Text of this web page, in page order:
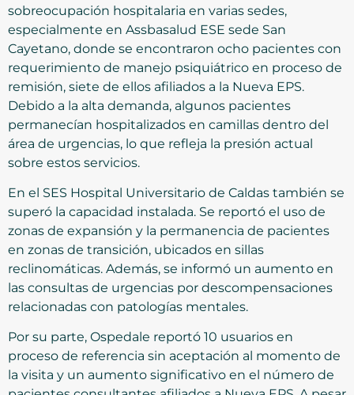
sobreocupación hospitalaria en varias sedes,
especialmente en Assbasalud ESE sede San
Cayetano, donde se encontraron ocho pacientes con
requerimiento de manejo psiquiátrico en proceso de
remisión, siete de ellos afiliados a la Nueva EPS.
Debido a la alta demanda, algunos pacientes
permanecían hospitalizados en camillas dentro del
área de urgencias, lo que refleja la presión actual
sobre estos servicios.
En el SES Hospital Universitario de Caldas también se
superó la capacidad instalada. Se reportó el uso de
zonas de expansión y la permanencia de pacientes
en zonas de transición, ubicados en sillas
reclinomáticas. Además, se informó un aumento en
las consultas de urgencias por descompensaciones
relacionadas con patologías mentales.
Por su parte, Ospedale reportó 10 usuarios en
proceso de referencia sin aceptación al momento de
la visita y un aumento significativo en el número de